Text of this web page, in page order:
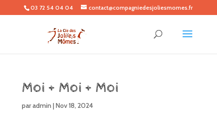
03 72 54 04 04 contact@compagniedesjoliesmomes.fr
Moi + Moi + Moi
paradmin |Nov 18, 2024